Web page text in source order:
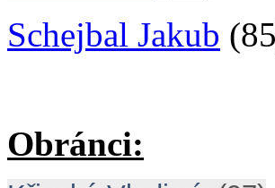
Schejbal Jakub
Obránci: